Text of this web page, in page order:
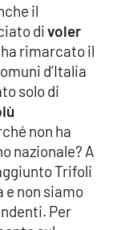
il
divoler
ha rimarcato il
d’Italia
solo di
non ha
nazionale? A
Trifoli
non siamo
Per